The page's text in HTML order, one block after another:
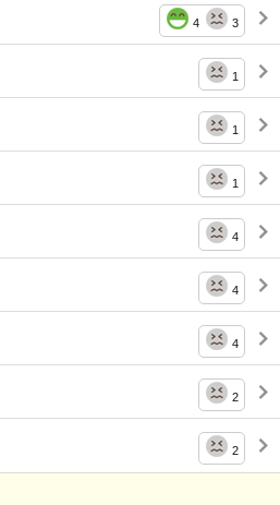
4 3
1
1
1
4
4
4
2
2